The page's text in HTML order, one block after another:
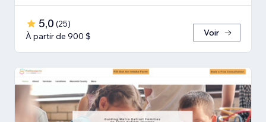
5,0 (25)
À partir de 900 $
Voir